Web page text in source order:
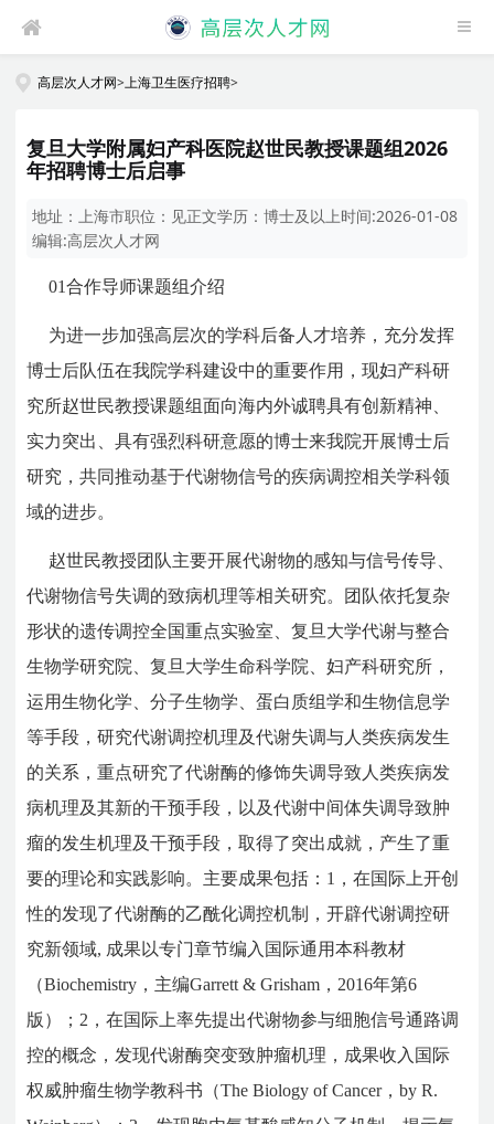
高层次人才网>上海卫生医疗招聘>
复旦大学附属妇产科医院赵世民教授课题组2026
年招聘博士后启事
地址： 上海市职位： 见正文学历：博士及以上时间:2026-01-08
编辑:高层次人才网
01合作导师课题组介绍
为进一步加强高层次的学科后备人才培养，充分发挥
博士后队伍在我院学科建设中的重要作用，现妇产科研
究所赵世民教授课题组面向海内外诚聘具有创新精神、
实力突出、具有强烈科研意愿的博士来我院开展博士后
研究，共同推动基于代谢物信号的疾病调控相关学科领
域的进步。
赵世民教授团队主要开展代谢物的感知与信号传导、
代谢物信号失调的致病机理等相关研究。团队依托复杂
形状的遗传调控全国重点实验室、复旦大学代谢与整合
生物学研究院、复旦大学生命科学院、妇产科研究所，
运用生物化学、分子生物学、蛋白质组学和生物信息学
等手段，研究代谢调控机理及代谢失调与人类疾病发生
的关系，重点研究了代谢酶的修饰失调导致人类疾病发
病机理及其新的干预手段，以及代谢中间体失调导致肿
瘤的发生机理及干预手段，取得了突出成就，产生了重
要的理论和实践影响。主要成果包括：1，在国际上开创
性的发现了代谢酶的乙酰化调控机制，开辟代谢调控研
究新领域, 成果以专门章节编入国际通用本科教材
（Biochemistry，主编Garrett & Grisham，2016年第6
版）；2，在国际上率先提出代谢物参与细胞信号通路调
控的概念，发现代谢酶突变致肿瘤机理，成果收入国际
权威肿瘤生物学教科书（The Biology of Cancer，by R.